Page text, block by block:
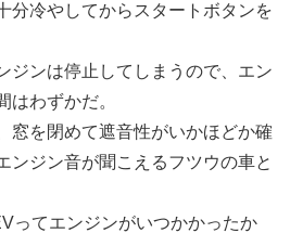
分冷やしてからスタートボタンを
ジンは停止してしまうので、エン
はわずかだ。
窓を閉めて遮音性がいかほどか確
ンジン音が聞こえるフツウの車と
ってエンジンがいつかかったか